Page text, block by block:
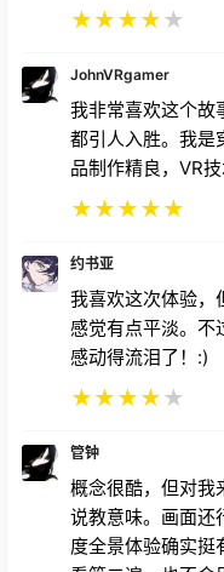
★★★★★
JohnVRgamer
我非常喜欢这个故
都引人入胜。我是
品制作精良，VR
★★★★★
约书亚
我喜欢这次体验，
感觉有点平淡。不
感动得流泪了！:)
★★★★★
管钟
概念很酷，但对我
说教意味。画面还
度全景体验确实挺